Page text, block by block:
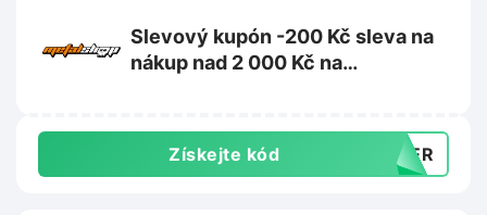
Slevový kupón -200 Kč sleva na
nákup nad 2 000 Kč na
Získejte kód MMER